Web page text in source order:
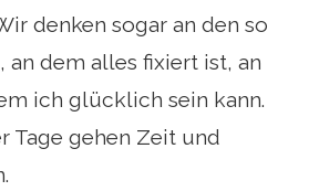
denken sogar an den so
an dem alles fixiert ist, an
ich glücklich sein kann.
Tage gehen Zeit und